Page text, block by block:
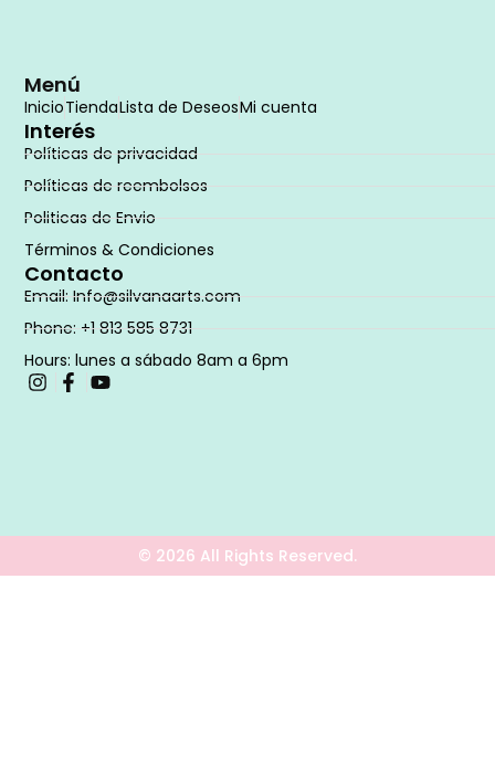
Menú
InicioTiendaLista de DeseosMi cuenta
Interés
Políticas de privacidad
Políticas de reembolsos
Politicas de Envio
Términos & Condiciones
Contacto
Email: Info@silvanaarts.com
Phone: +1 813 585 8731
Hours: lunes a sábado 8am a 6pm
© 2026 All Rights Reserved.